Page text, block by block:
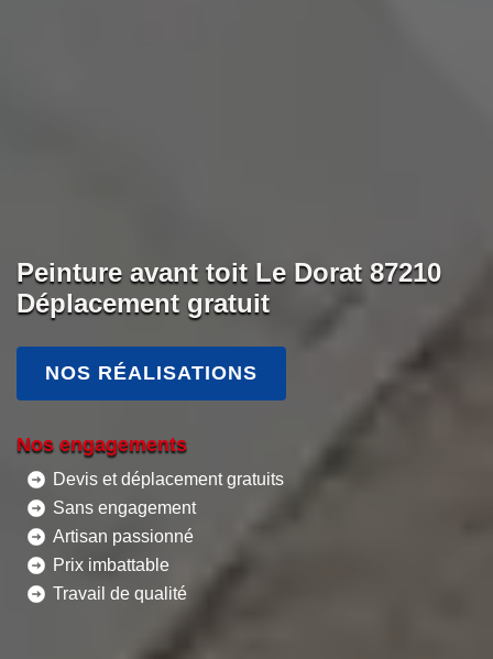
Peinture avant toit Le Dorat 87210
Déplacement gratuit
NOS RÉALISATIONS
Nos engagements
Devis et déplacement gratuits
Sans engagement
Artisan passionné
Prix imbattable
Travail de qualité